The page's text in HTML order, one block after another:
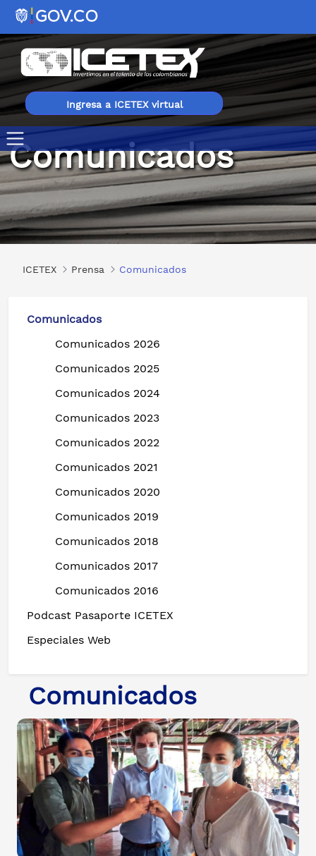
Ingresa a ICETEX virtual
Comunicados
Comunicados
ICETEX Prensa Comunicados
Comunicados
Comunicados 2026
Comunicados 2025
Comunicados 2024
Comunicados 2023
Comunicados 2022
Comunicados 2021
Comunicados 2020
Comunicados 2019
Comunicados 2018
Comunicados 2017
Comunicados 2016
Podcast Pasaporte ICETEX
Especiales Web
Comunicados